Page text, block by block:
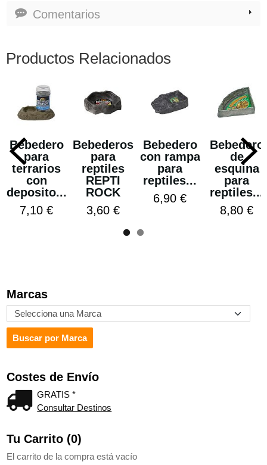
Marcas
Costes de Envío
GRATIS *
Consultar Destinos
Tu Carrito (0)
El carrito de la compra está vacío
Comentarios
Productos Relacionados
Bebedero
para
terrarios
con
deposito...
7,10 €
Bebederos
para
reptiles
REPTI
ROCK
3,60 €
Bebedero
con rampa
para
reptiles...
6,90 €
Bebedero
de
esquina
para
reptiles...
8,80 €